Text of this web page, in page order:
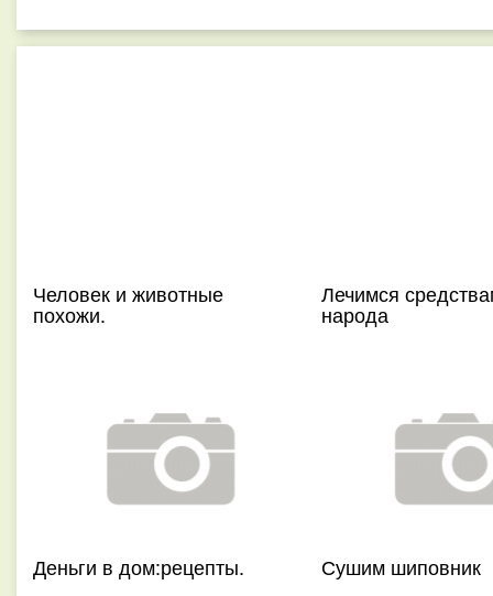
Человек и животные
похожи.
Лечимся
народа
Деньги в дом:рецепты. Сушим шиповник